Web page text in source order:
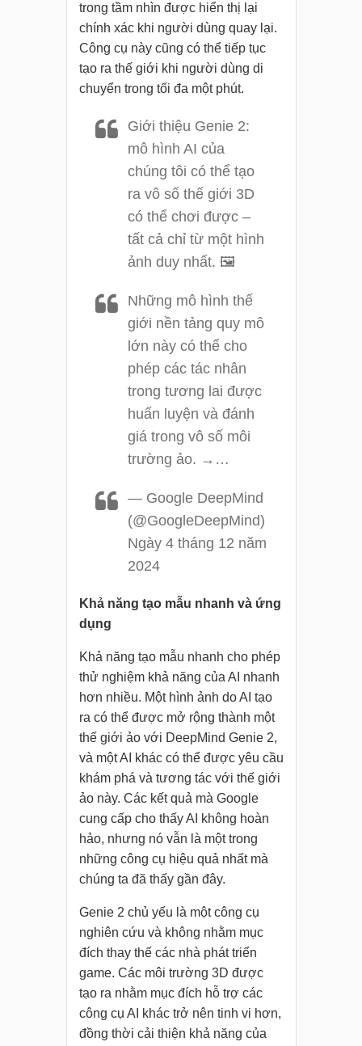
trong tầm nhìn được hiển thị lại
chính xác khi người dùng quay lại.
Công cụ này cũng có thể tiếp tục
tạo ra thế giới khi người dùng di
chuyển trong tối đa một phút.
Giới thiệu Genie 2:
mô hình AI của
chúng tôi có thể tạo
ra vô số thế giới 3D
có thể chơi được –
tất cả chỉ từ một hình
ảnh duy nhất. 🖼️
Những mô hình thế
giới nền tảng quy mô
lớn này có thể cho
phép các tác nhân
trong tương lai được
huấn luyện và đánh
giá trong vô số môi
trường ảo. →…
— Google DeepMind
(@GoogleDeepMind)
Ngày 4 tháng 12 năm
2024
Khả năng tạo mẫu nhanh và ứng
dụng
Khả năng tạo mẫu nhanh cho phép
thử nghiệm khả năng của AI nhanh
hơn nhiều. Một hình ảnh do AI tạo
ra có thể được mở rộng thành một
thế giới ảo với DeepMind Genie 2,
và một AI khác có thể được yêu cầu
khám phá và tương tác với thế giới
ảo này. Các kết quả mà Google
cung cấp cho thấy AI không hoàn
hảo, nhưng nó vẫn là một trong
những công cụ hiệu quả nhất mà
chúng ta đã thấy gần đây.
Genie 2 chủ yếu là một công cụ
nghiên cứu và không nhằm mục
đích thay thế các nhà phát triển
game. Các môi trường 3D được
tạo ra nhằm mục đích hỗ trợ các
công cụ AI khác trở nên tinh vi hơn,
đồng thời cải thiện khả năng của